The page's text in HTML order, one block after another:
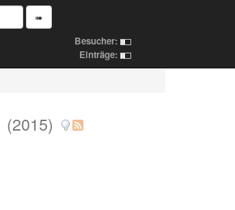
➠
Besucher:
Einträge:
(2015)